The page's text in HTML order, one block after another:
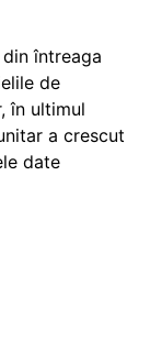
întreaga
de
în ultimul
a crescut
date